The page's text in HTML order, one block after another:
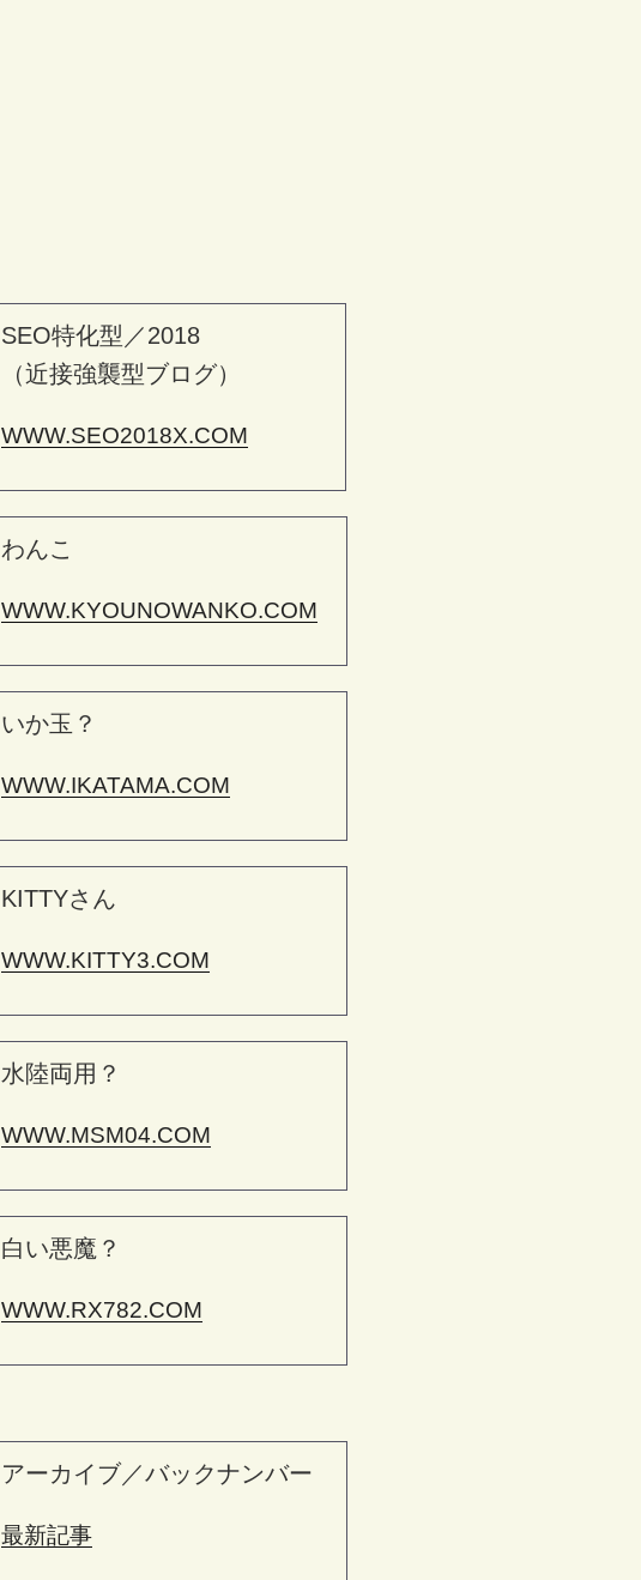
SEO特化型／2018
（近接強襲型ブログ）
WWW.SEO2018X.COM
わんこ
WWW.KYOUNOWANKO.COM
いか玉？
WWW.IKATAMA.COM
KITTYさん
WWW.KITTY3.COM
水陸両用？
WWW.MSM04.COM
白い悪魔？
WWW.RX782.COM
アーカイブ／バックナンバー
最新記事